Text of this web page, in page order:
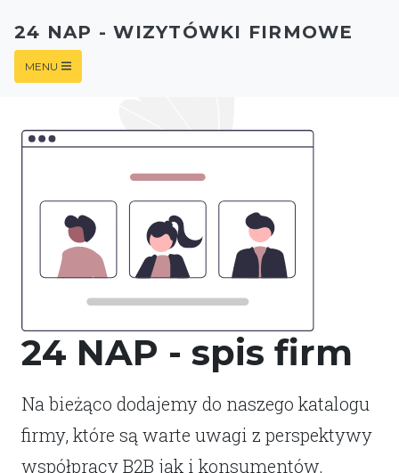
24 NAP - spis firm
Na bieżąco dodajemy do naszego katalogu
firmy, które są warte uwagi z perspektywy
współpracy B2B jak i konsumentów.
24 NAP - WIZYTÓWKI FIRMOWE
MENU